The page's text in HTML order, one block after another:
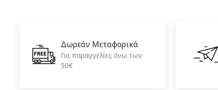
Δωρεάν Μεταφορικά
Για παραγγελίες άνω των
50€